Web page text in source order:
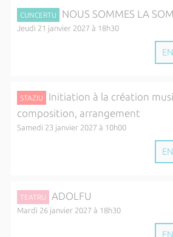
CUNCERTU NOUS SOMMES LA
Jeudi 21 janvier 2027 à 18h30
STAZIU
Initiation à la création
composition, arrangement
Samedi 23 janvier 2027 à 10h00
TEATRU ADOLFU
Mardi 26 janvier 2027 à 18h30